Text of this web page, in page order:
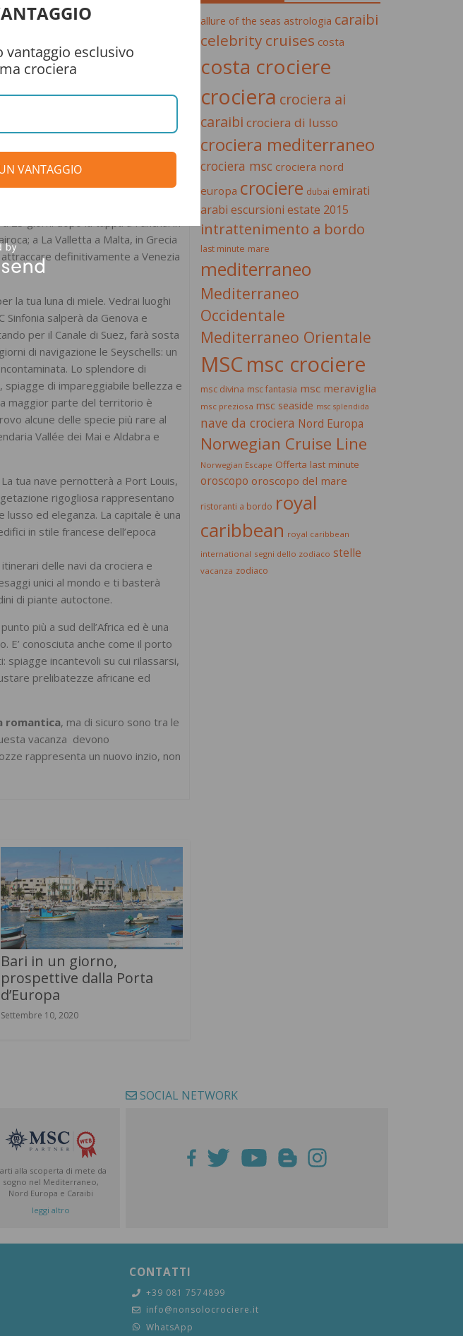
Isola di St.Lucia dove sulle acque
paesaggi romantici dall’atmosfera
nelle Antille francesi, offre
formano una farfalla e nel
importanti edifici, un
e se ami il sole passerai di sicuro
sottosuolo rende il mare
il quartiere francese ed
con piante caraibiche molto rare.
è alle Barbados dove respirerai
isola sono le più pure al mondo
giorni dopo la tappa a Funchal in
a La Valletta a Malta, in Grecia
definitivamente a Venezia
la tua luna di miele. Vedrai luoghi
Sinfonia salperà da Genova e
per il Canale di Suez, farà sosta
di navigazione le Seyschells: un
Lo splendore di
spiagge di impareggiabile bellezza e
maggior parte del territorio è
alcune delle specie più rare al
Vallée dei Mai e Aldabra e
La tua nave pernotterà a Port Louis,
rigogliosa rappresentano
ed eleganza. La capitale è una
in stile francese dell’epoca
delle navi da crociera e
unici al mondo e ti basterà
di piante autoctone.
più a sud dell’Africa ed è una
E’ conosciuta anche come il porto
incantevoli su cui rilassarsi,
prelibatezze africane ed
romantica, ma di sicuro sono tra le
vacanza devono
rappresenta un nuovo inzio, non
Bari in un giorno,
prospettive dalla Porta
d’Europa
Settembre 10, 2020
allure of the seas astrologia caraibi
celebrity cruises costa
costa crociere
crociera crociera ai
caraibi crociera di lusso
crociera mediterraneo
crociera msc crociera nord
europa crociere dubai emirati
arabi escursioni estate 2015
intrattenimento a bordo
last minute mare
mediterraneo
Mediterraneo
Occidentale
Mediterraneo Orientale
MSCmsc crociere
msc divina msc fantasia msc meraviglia
msc preziosa msc seaside msc splendida
nave da crociera Nord Europa
Norwegian Cruise Line
Norwegian Escape Offerta last minute
oroscopo oroscopo del mare
ristoranti a bordo royal
caribbean royal caribbean
international segni dello zodiaco stelle
vacanza zodiaco
alla scoperta di mete da
sogno nel Mediterraneo,
Nord Europa e Caraibi
leggi altro
SOCIAL NETWORK
CONTATTI
+39 081 7574899
info@nonsolocrociere.it
WhatsApp
esclusivo
crociera
VANTAGGIO